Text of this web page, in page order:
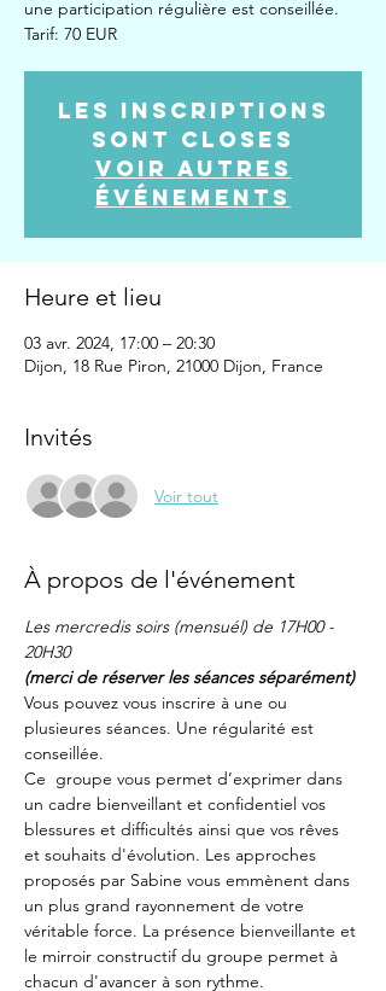
une participation régulière est conseillée.
Tarif: 70 EUR
Les inscriptions
sont closes
Voir autres
événements
Heure et lieu
03 avr. 2024, 17:00 – 20:30
Dijon, 18 Rue Piron, 21000 Dijon, France
Invités
Voir tout
À propos de l'événement
Les mercredis soirs (mensuél) de 17H00 -
20H30
(merci de réserver les séances séparément)
Vous pouvez vous inscrire à une ou
plusieures séances. Une régularité est
conseillée.
Ce  groupe vous permet d’exprimer dans
un cadre bienveillant et confidentiel vos
blessures et difficultés ainsi que vos rêves
et souhaits d'évolution. Les approches
proposés par Sabine vous emmènent dans
un plus grand rayonnement de votre
véritable force. La présence bienveillante et
le mirroir constructif du groupe permet à
chacun d'avancer à son rythme.